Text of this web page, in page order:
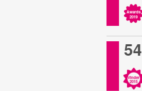
Awards
2019
54
Vinder
2015